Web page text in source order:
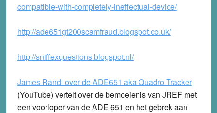
compatible-with-completely-ineffectual-device/
http://ade651gt200scamfraud.blogspot.co.uk/
http://sniffexquestions.blogspot.nl/
James Randi over de ADE651 aka Quadro Tracker
(YouTube) vertelt over de bemoeienis van JREF met
een voorloper van de ADE 651 en het gebrek aan